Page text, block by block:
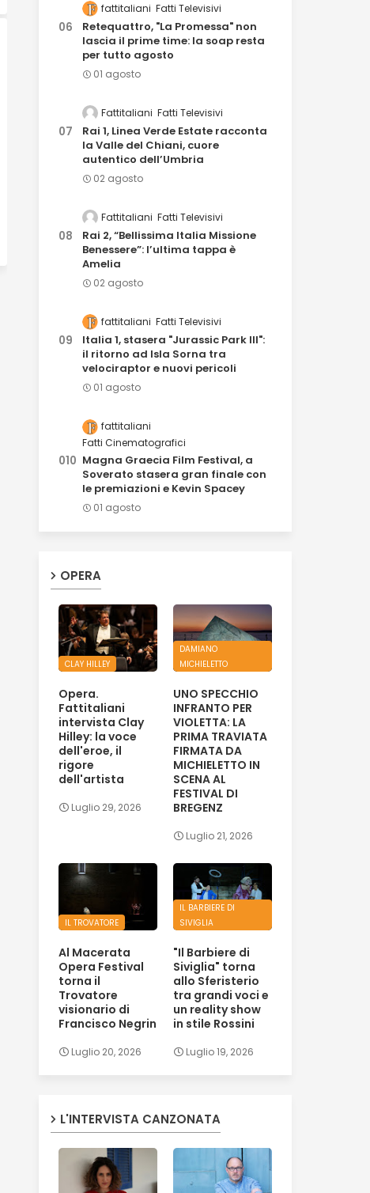
fattitaliani Fatti Televisivi
Retequattro, "La Promessa" non
lascia il prime time: la soap resta
per tutto agosto
01 agosto
Fattitaliani Fatti Televisivi
Rai 1, Linea Verde Estate racconta
la Valle del Chiani, cuore
autentico dell’Umbria
02 agosto
Fattitaliani Fatti Televisivi
Rai 2, “Bellissima Italia Missione
Benessere”: l’ultima tappa è
Amelia
02 agosto
fattitaliani Fatti Televisivi
Italia 1, stasera "Jurassic Park III":
il ritorno ad Isla Sorna tra
velociraptor e nuovi pericoli
01 agosto
fattitaliani
Fatti Cinematografici
Magna Graecia Film Festival, a
Soverato stasera gran finale con
le premiazioni e Kevin Spacey
01 agosto
OPERA
CLAY HILLEY
Opera.
Fattitaliani
intervista Clay
Hilley: la voce
dell'eroe, il
rigore
dell'artista
Luglio 29, 2026
DAMIANO
MICHIELETTO
UNO SPECCHIO
INFRANTO PER
VIOLETTA: LA
PRIMA TRAVIATA
FIRMATA DA
MICHIELETTO IN
SCENA AL
FESTIVAL DI
BREGENZ
Luglio 21, 2026
IL TROVATORE
Al Macerata
Opera Festival
torna il
Trovatore
visionario di
Francisco Negrin
Luglio 20, 2026
IL BARBIERE DI
SIVIGLIA
"Il Barbiere di
Siviglia" torna
allo Sferisterio
tra grandi voci e
un reality show
in stile Rossini
Luglio 19, 2026
L'INTERVISTA CANZONATA